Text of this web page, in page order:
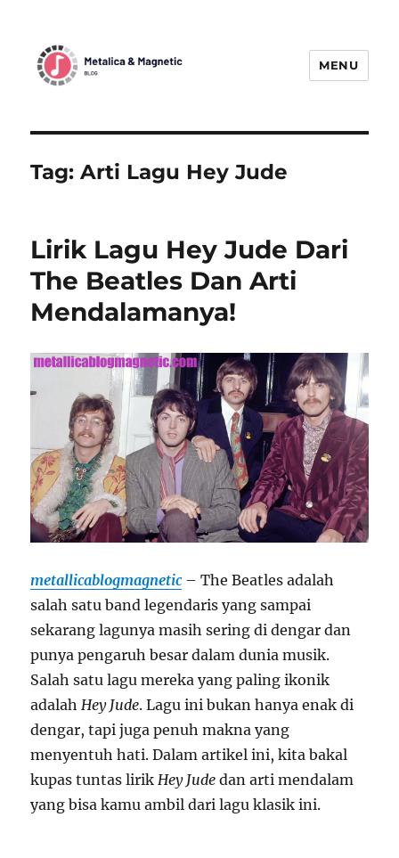
Menggetarkan Dunia Musik Metal
dengan Berita Terbaru
MENU
Tag:Arti Lagu Hey Jude
Lirik Lagu Hey Jude Dari
The Beatles Dan Arti
Mendalamanya!
metallicablogmagnetic– The Beatles adalah
salah satu band legendaris yang sampai
sekarang lagunya masih sering di dengar dan
punya pengaruh besar dalam dunia musik.
Salah satu lagu mereka yang paling ikonik
adalahHey Jude. Lagu ini bukan hanya enak di
dengar, tapi juga penuh makna yang
menyentuh hati. Dalam artikel ini, kita bakal
kupas tuntas lirikHey Jude dan arti mendalam
yang bisa kamu ambil dari lagu klasik ini.